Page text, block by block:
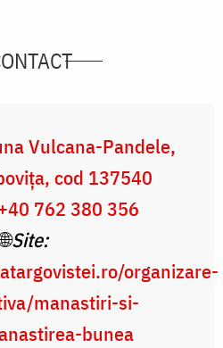
Vulcana-Pandele,
cod 137540
762 380 356
Site:
organizare-
manastiri-si-
bunea